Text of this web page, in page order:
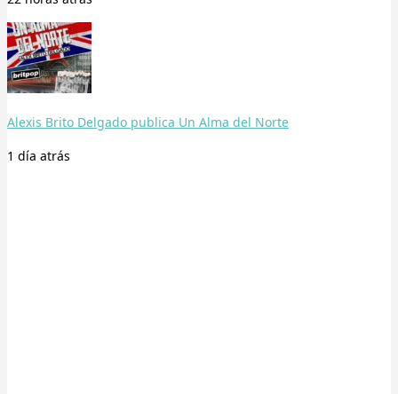
Alexis Brito Delgado publica Un Alma del Norte
1 día atrás